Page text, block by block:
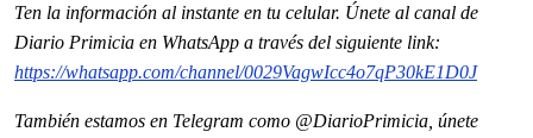
Ten la información al instante en tu celular. Únete al canal de
Diario Primicia en WhatsApp a través del siguiente link:
https://whatsapp.com/channel/0029VagwIcc4o7qP30kE1D0J
También estamos en Telegram como @DiarioPrimicia, únete